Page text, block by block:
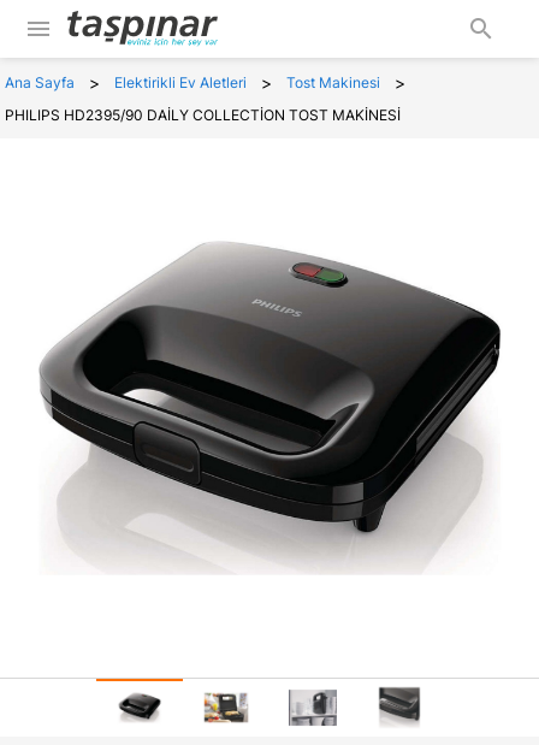
menu search
Ana Sayfa > Elektirikli Ev Aletleri > Tost Makinesi >
PHILIPS HD2395/90 DAİLY COLLECTİON TOST MAKİNESİ